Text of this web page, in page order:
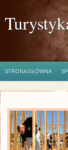
STRONA GŁÓWNA